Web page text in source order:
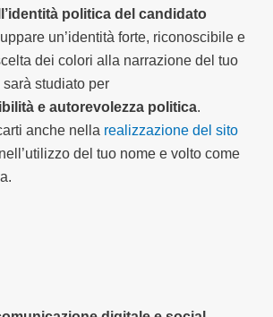
politica del candidato
un’identità forte, riconoscibile e
dei colori alla narrazione del tuo
sarà studiato per
e autorevolezza politica.
anche nella realizzazione del sito
del tuo nome e volto come